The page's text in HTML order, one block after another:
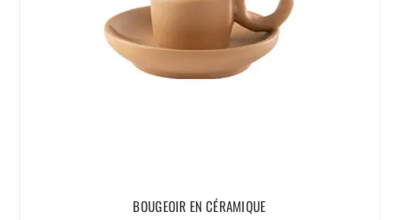
BOUGEOIR EN CÉRAMIQUE